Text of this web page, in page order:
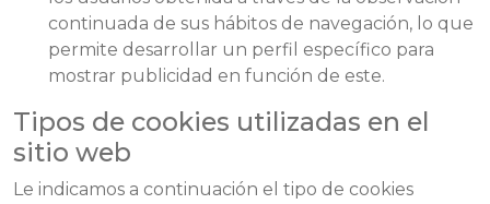
continuada de sus hábitos de navegación, lo que
permite desarrollar un perfil específico para
mostrar publicidad en función de este.
Tipos de cookies utilizadas en el
sitio web
Le indicamos a continuación el tipo de cookies